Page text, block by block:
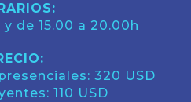
y de 15.00 a 20.00h
320 USD
110 USD